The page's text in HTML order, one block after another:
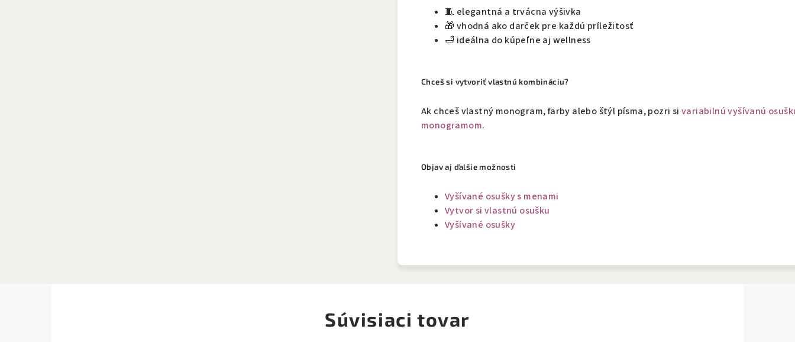
🧵 elegantná a trvácna výšivka
🎁 vhodná ako darček pre každú príležitosť
🛁 ideálna do kúpeľne aj wellness
Chceš si vytvoriť vlastnú kombináciu?
Ak chceš vlastný monogram, farby alebo štýl písma, pozri si variabilnú vyšívanú
monogramom.
Objav aj ďalšie možnosti
Vyšívané osušky s menami
Vytvor si vlastnú osušku
Vyšívané osušky
Súvisiaci tovar